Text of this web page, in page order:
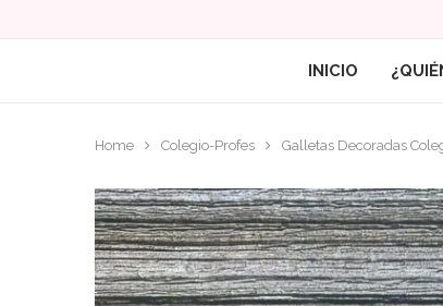
INICIO
Home Colegio-Profes Galletas Decoradas